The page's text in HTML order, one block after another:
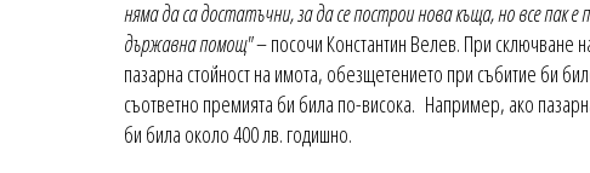
няма да са достатъчни, за да се построи нова къща, но все пак
държавна помощ"– посочи Константин Велев. При сключване
пазарна стойност на имота, обезщетението при събитие би
съответно премията би била по-висока. Например, ако
би била около 400 лв. годишно.